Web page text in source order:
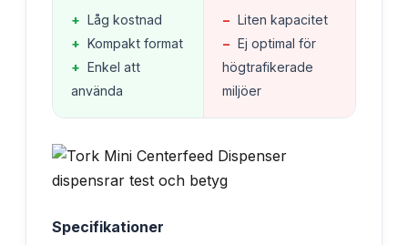
+ Låg kostnad
+ Kompakt format
+ Enkel att
använda
− Liten kapacitet
− Ej optimal för
högtrafikerade
miljöer
Specifikationer